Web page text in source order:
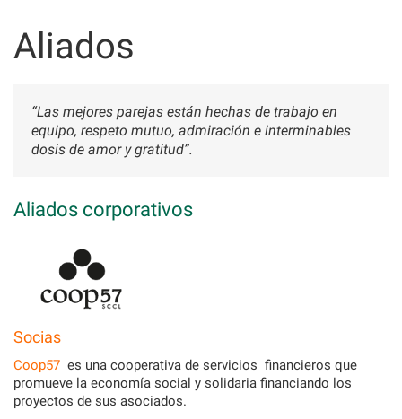
content
Aliados
“Las mejores parejas están hechas de trabajo en
equipo, respeto mutuo, admiración e interminables
dosis de amor y gratitud”.
Aliados corporativos
Socias
Coop57 es una cooperativa de servicios financieros que
promueve la economía social y solidaria financiando los
proyectos de sus asociados.